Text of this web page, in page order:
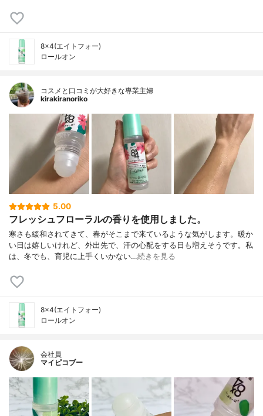
8×4(エイトフォー)
ロールオン
コスメと口コミが大好きな専業主婦
kirakiranoriko
5.00
フレッシュフローラルの香りを使用しました。
寒さも緩和されてきて、春がそこまで来ているような気がします。暖か
い日は嬉しいけれど、外出先で、汗の心配をする日も増えそうです。私
は、冬でも、育児に上手くいかない…続きを見る
8×4(エイトフォー)
ロールオン
会社員
マイピコブー